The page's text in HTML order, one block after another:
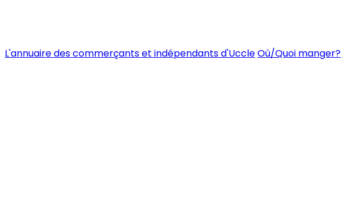
L'annuaire des commerçants et indépendants d'UccleOù/Quoi manger?